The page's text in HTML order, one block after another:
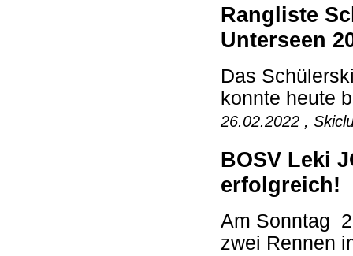
Rangliste
Unterseen
Das
konnte heute
26.02.2022 ,
BOSV Leki
erfolgreich!
Am Sonntag
zwei Rennen